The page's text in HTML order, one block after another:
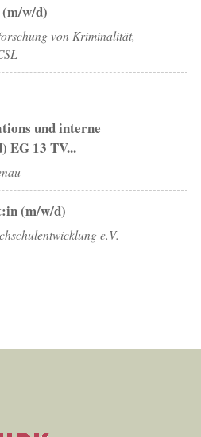
w/d)
von Kriminalität,
und interne
EG 13 TV...
(m/w/d)
e.V.